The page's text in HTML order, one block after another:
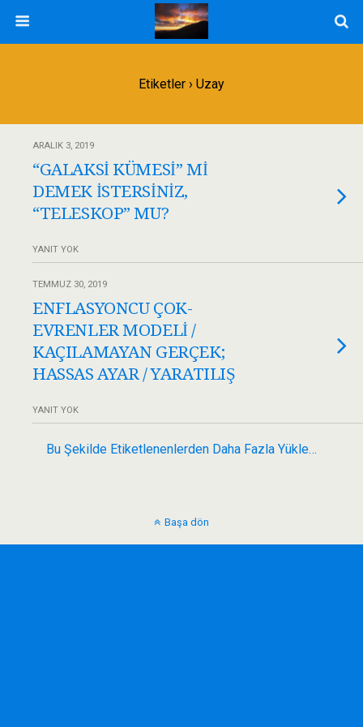
Etiketler › Uzay
ARALIK 3, 2019
“GALAKSİ KÜMESİ” Mİ
DEMEK İSTERSİNİZ,
“TELESKOP” MU?
YANIT YOK
TEMMUZ 30, 2019
ENFLASYONCU ÇOK-
EVRENLER MODELİ /
KAÇILAMAYAN GERÇEK;
HASSAS AYAR / YARATILIŞ
YANIT YOK
Bu Şekilde Etiketlenenlerden Daha Fazla Yükle…
Başa dön